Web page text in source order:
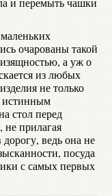
очарованы такой
а уж о
из любых
не только
истинным
стол перед
прилагая
ведь она не
посуда
с самых первых